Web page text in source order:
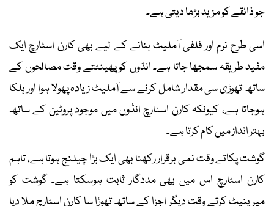
جو ذائقے کو مزید بڑھا دیتی ہے۔
اسی طرح نرم اور فلفی آملیٹ بنانے کے لیے بھی کارن اسٹارچ ایک
مفید طریقہ سمجھا جاتا ہے۔ انڈوں کو پھینٹتے وقت مصالحوں کے
ساتھ تھوڑی سی مقدار شامل کرنے سے آملیٹ زیادہ پھولا ہوا اور ہلکا
ہوجاتا ہے، کیونکہ کارن اسٹارچ انڈوں میں موجود پروٹین کے ساتھ
بہتر انداز میں کام کرتا ہے۔
گوشت پکاتے وقت نمی برقرار رکھنا بھی ایک بڑا چیلنج ہوتا ہے، تاہم
کارن اسٹارچ اس میں بھی مددگار ثابت ہوسکتا ہے۔ گوشت کو
میرینیٹ کرتے وقت دیگر اجزا کے ساتھ تھوڑا سا کارن اسٹارچ ملا دیا